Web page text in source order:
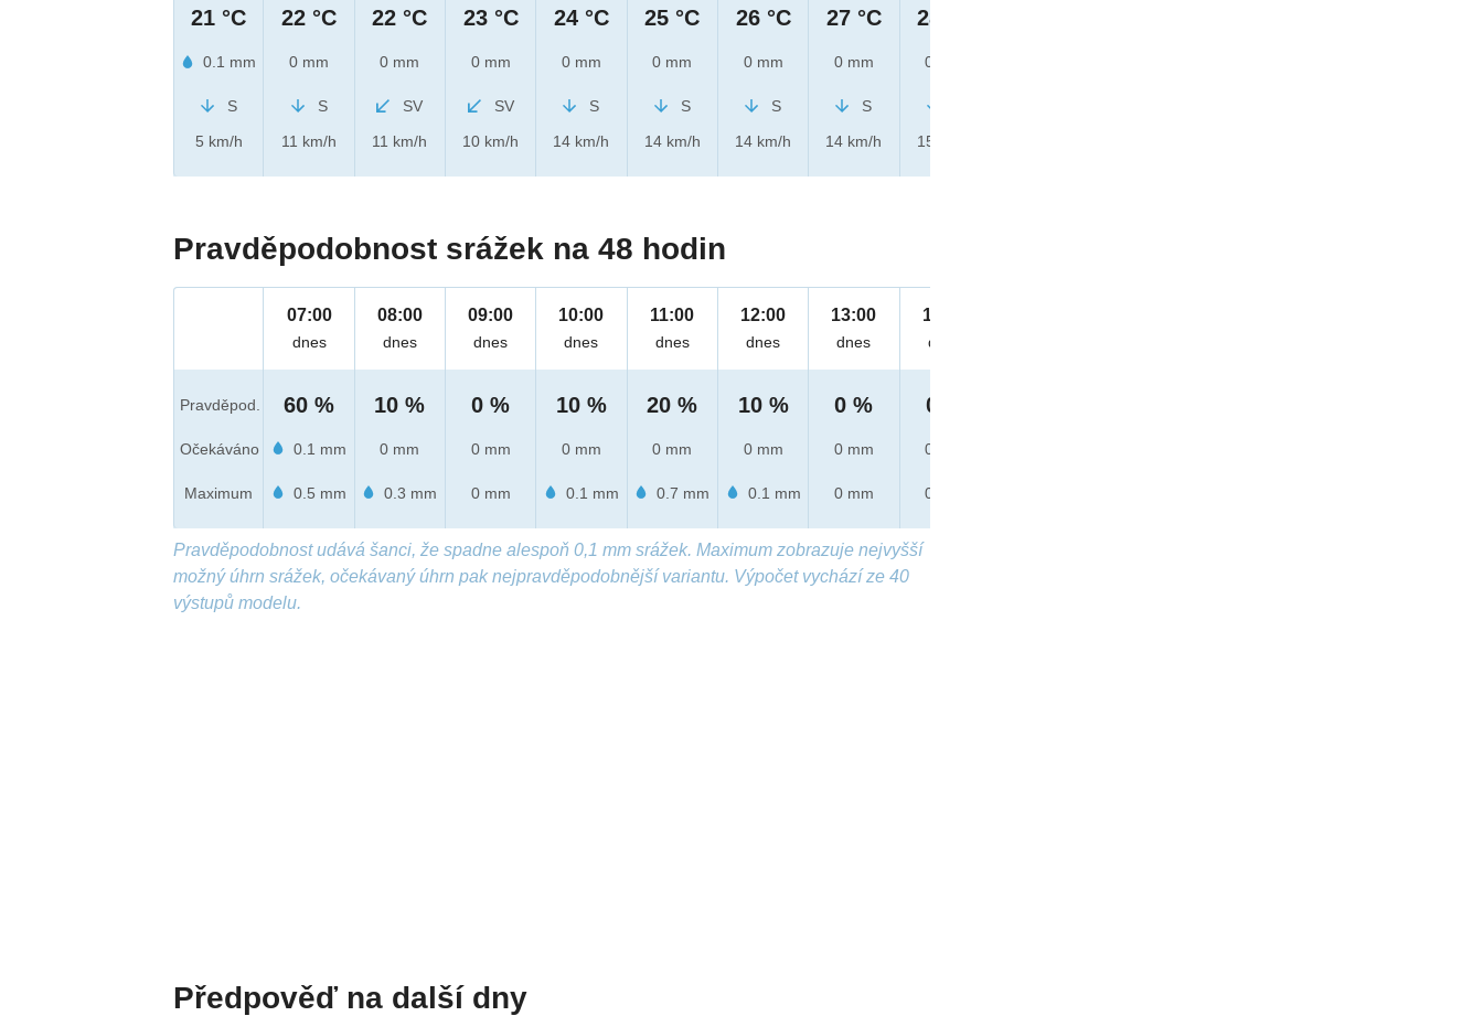
21 °C
0.1 mm
S
5 km/h
22 °C
0 mm
S
11 km/h
22 °C
0 mm
SV
11 km/h
23 °C
0 mm
SV
10 km/h
24 °C
0 mm
S
14 km/h
25 °C
0 mm
S
14 km/h
26 °C
0 mm
S
14 km/h
27 °C
0 mm
S
14 km/h
28 °C
0 mm
15 km/h
Pravděpodobnost srážek na 48 hodin
Pravděpod.
Očekáváno
Maximum
07:00
dnes
60 %
0.1 mm
0.5 mm
08:00
dnes
10 %
0 mm
0.3 mm
09:00
dnes
0 %
0 mm
0 mm
10:00
dnes
10 %
0 mm
0.1 mm
11:00
dnes
20 %
0 mm
0.7 mm
12:00
dnes
10 %
0 mm
0.1 mm
13:00
dnes
0 %
0 mm
0 mm
14:00
dnes
0 %
0 mm
0 mm
Pravděpodobnost udává šanci, že spadne alespoň 0,1 mm srážek. Maximum zobrazuje nejvyšší
možný úhrn srážek, očekávaný úhrn pak nejpravděpodobnější variantu. Výpočet vychází ze 40
výstupů modelu.
Předpověď na další dny